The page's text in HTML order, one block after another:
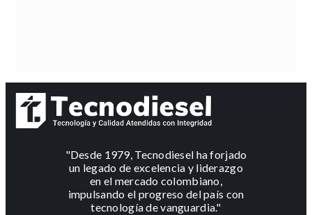
"Desde 1979, Tecnodiesel ha forjado
un legado de excelencia y liderazgo
en el mercado colombiano,
impulsando el progreso del país con
tecnología de vanguardia."